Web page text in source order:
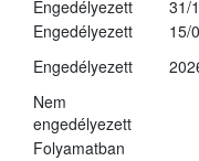
Engedélyezett
31/
Engedélyezett
15/
Engedélyezett
Nem
engedélyezett
Folyamatban